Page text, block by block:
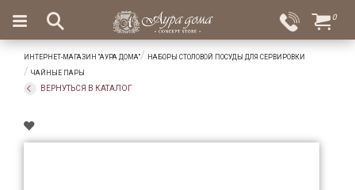
Вход
Избранное
×
Салоны
Доставка
Оплата
Ароматы
0
ИНТЕРНЕТ-МАГАЗИН "АУРА ДОМА"
НАБОРЫ СТОЛОВОЙ ПОСУДЫ ДЛЯ СЕРВИРОВКИ
ЧАЙНЫЕ ПАРЫ
ВЕРНУТЬСЯ В КАТАЛОГ